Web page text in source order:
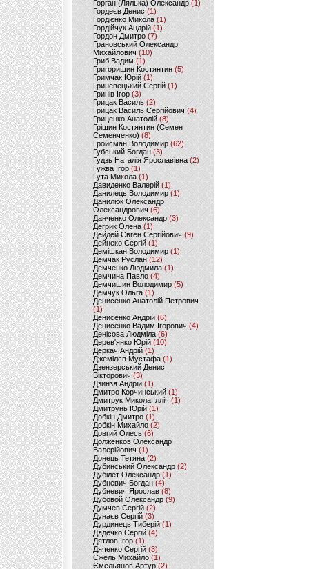
Горган (Лялька) Олександр(1)
Гордеєв Денис (1)
Гордієнко Микола (1)
Гордійчук Андрій (1)
Гордон Дмитро (7)
Грановський Олександр
Михайлович (10)
Гриб Вадим (1)
Григоришин Костянтин (5)
Гримчак Юрій(1)
Гриневецький Сергій(1)
Гринів Ігор (3)
Грицак Василь (2)
Грицак Василь Сергійович (4)
Гриценко Анатолій (8)
Грішин Костянтин (Семен
Семенченко)(8)
Гройсман Володимир(62)
Губський Богдан (3)
Гудзь Наталія Ярославівна(2)
Гужва Ігор (1)
Гута Микола (1)
Давиденко Валерій (1)
Данилець Володимир(1)
Данилюк Олександр
Олександрович (6)
Данченко Олександр (3)
Дегрик Олена(1)
Дейдей Євген Сергійович(9)
Дейнеко Сергій (1)
Демішкан Володимир(1)
Демчак Руслан (12)
Демченко Людмила (1)
Демчина Павло (4)
Демчишин Володимир (5)
Демчук Ольга(1)
Денисенко Анатолій Петрович
(1)
Денисенко Андрій (6)
Денисенко Вадим Ігорович (4)
Денісова Людміла(6)
Дерев'янко Юрій(10)
Деркач Андрій(1)
Джемілєв Мустафа (1)
Дзензерський Денис
Вікторович (3)
Дзинзя Андрій (1)
Дмитро Корчинський (1)
Дмитрук Микола Ілліч (1)
Дмитрунь Юрій (1)
Добкін Дмитро(1)
Добкін Михайло (2)
Довгий Олесь (6)
Долженков Олександр
Валерійович (1)
Донець Тетяна (2)
Дубинський Олександр(2)
Дубілет Олександр (1)
Дубневич Богдан (4)
Дубневич Ярослав (8)
Дубовой Олександр(9)
Думчев Сергій (2)
Дунаєв Сергій(3)
Дурдинець Тиберій (1)
Дядечко Сергій (4)
Дятлов Ігор (1)
Дяченко Сергій (3)
Єжель Михайло (1)
Ємельянов Артур (2)